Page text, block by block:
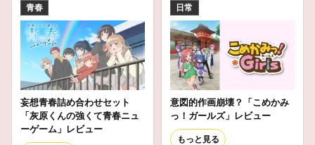
青春
妄想青春詰め合わせセット
「灰原くんの強くて青春ニュ
ーゲーム」レビュー
日常
意図的作画崩壊？「こめかみ
っ！ガールズ」レビュー
もっと見る